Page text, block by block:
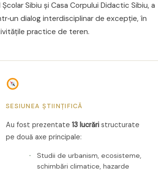
Sibiu și Casa Corpului Didactic Sibiu, a
dialog interdisciplinar de excepție, în
practice de teren.
SESIUNEA ȘTIINȚIFICĂ
Au fost prezentate13 lucrări structurate
pe două axe principale:
Studii de urbanism, ecosisteme,
schimbări climatice, hazarde